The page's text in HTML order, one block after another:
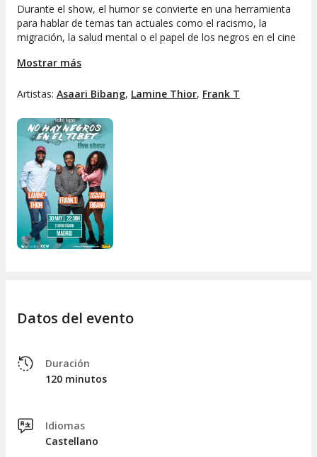
Durante el show, el humor se convierte en una herramienta
para hablar de temas tan actuales como el racismo, la
migración, la salud mental o el papel de los negros en el cine
infancia en España y una visión llena de optimismo que te
Además, no dejarán pasar la importancia del Día de la Mujer
En un país donde la diversidad es una realidad vibrante,
hay negros en el Tíbet - Live Show
espectáculo: es el plan perfecto para explorar, reír y descubrir
nuevas perspectivas, todo ello al mejor precio. ¿Te animas a
ser parte de una conversación tan divertida como
reveladora? Reserva tus entradas y déjate llevar por una
experiencia única en el corazón de Madrid.
Mostrar más
Artistas: Asaari Bibang, Lamine Thior, Frank T
Datos del evento
Duración
120 minutos
Idiomas
Castellano